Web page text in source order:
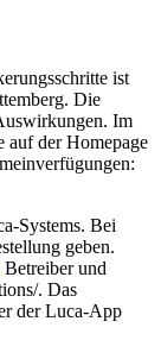
ist
Die
Im
auf der Homepage
Systems. Bei
geben.
Betreiber und
. Das
der Luca-App